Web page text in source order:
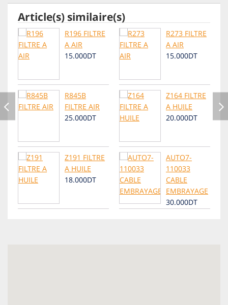
Article(s) similaire(s)
R196 FILTRE
A AIR
15.000DT
R273 FILTRE
A AIR
15.000DT
R845B
FILTRE AIR
25.000DT
Z164 FILTRE
A HUILE
20.000DT
Z191 FILTRE
A HUILE
18.000DT
AUTO7-
110033
CABLE
EMBRAYAGE
30.000DT